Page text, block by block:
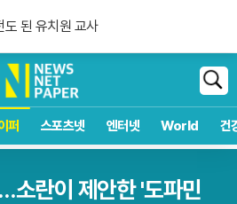
검
색
퍼 스포츠넷 엔터넷 World 건
도 된 유치원 교사
에 사랑 고백
소란이 제안한 '도파민